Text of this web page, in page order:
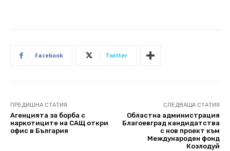
Facebook Twitter
ПРЕДИШНА СТАТИЯ
Агенцията за борба с
наркотиците на САЩ откри
офис в България
СЛЕДВАЩА СТАТИЯ
Областна администрация
Благоевград кандидатства
с нов проект към
Международен фонд
Козлодуй